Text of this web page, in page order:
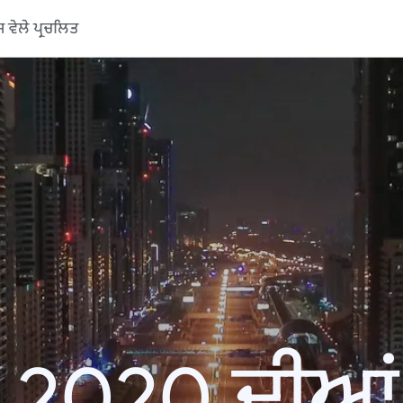
ਪ੍ਰਚਲਿਤ